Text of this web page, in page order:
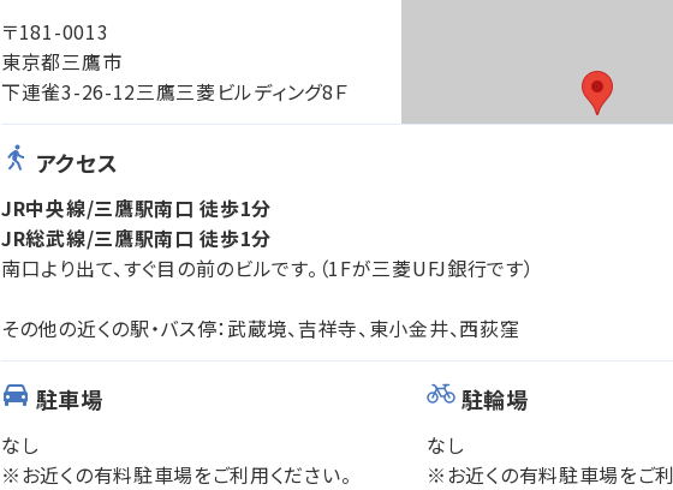
〒181-0013
東京都三鷹市
下連雀3-26-12三鷹三菱ビルディング8Ｆ
アクセス
JR中央線/三鷹駅南口 徒歩1分
JR総武線/三鷹駅南口 徒歩1分
南口より出て、すぐ目の前のビルです。（1Fが三菱UFJ銀行です）
その他の近くの駅・バス停：武蔵境、吉祥寺、東小金井、西荻窪
駐車場
なし
※お近くの有料駐車場をご利用ください。
駐輪場
なし
※お近くの有料駐車場をご利